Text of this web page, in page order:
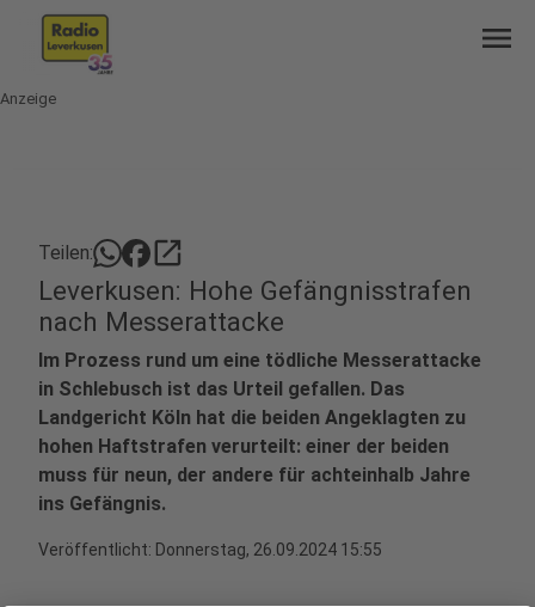
menu
Anzeige
Teilen: open_in_new
Leverkusen: Hohe Gefängnisstrafen
nach Messerattacke
Im Prozess rund um eine tödliche Messerattacke
in Schlebusch ist das Urteil gefallen. Das
Landgericht Köln hat die beiden Angeklagten zu
hohen Haftstrafen verurteilt: einer der beiden
muss für neun, der andere für achteinhalb Jahre
ins Gefängnis.
Veröffentlicht: Donnerstag, 26.09.2024 15:55